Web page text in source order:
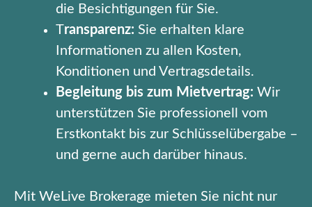
die Besichtigungen für Sie.
Transparenz: Sie erhalten klare
Informationen zu allen Kosten,
Konditionen und Vertragsdetails.
Begleitung bis zum Mietvertrag: Wir
unterstützen Sie professionell vom
Erstkontakt bis zur Schlüsselübergabe –
und gerne auch darüber hinaus.
Mit WeLive Brokerage mieten Sie nicht nur